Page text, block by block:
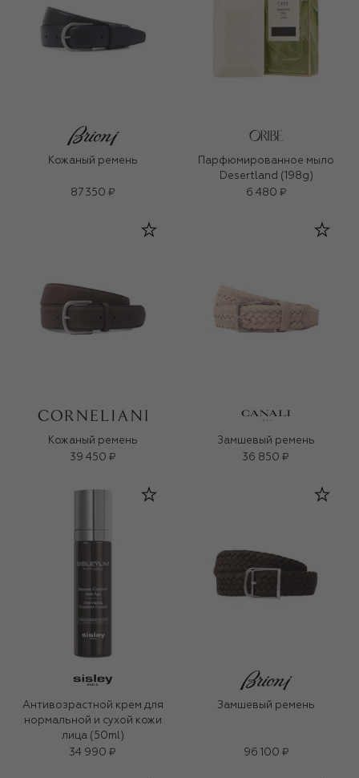
Кожаный ремень
87 350 ₽
Парфюмированное мыло
Desertland (198g)
6 480 ₽
Кожаный ремень
39 450 ₽
Замшевый ремень
36 850 ₽
Антивозрастной крем для
нормальной и сухой кожи
лица (50ml)
34 990 ₽
Замшевый ремень
96 100 ₽